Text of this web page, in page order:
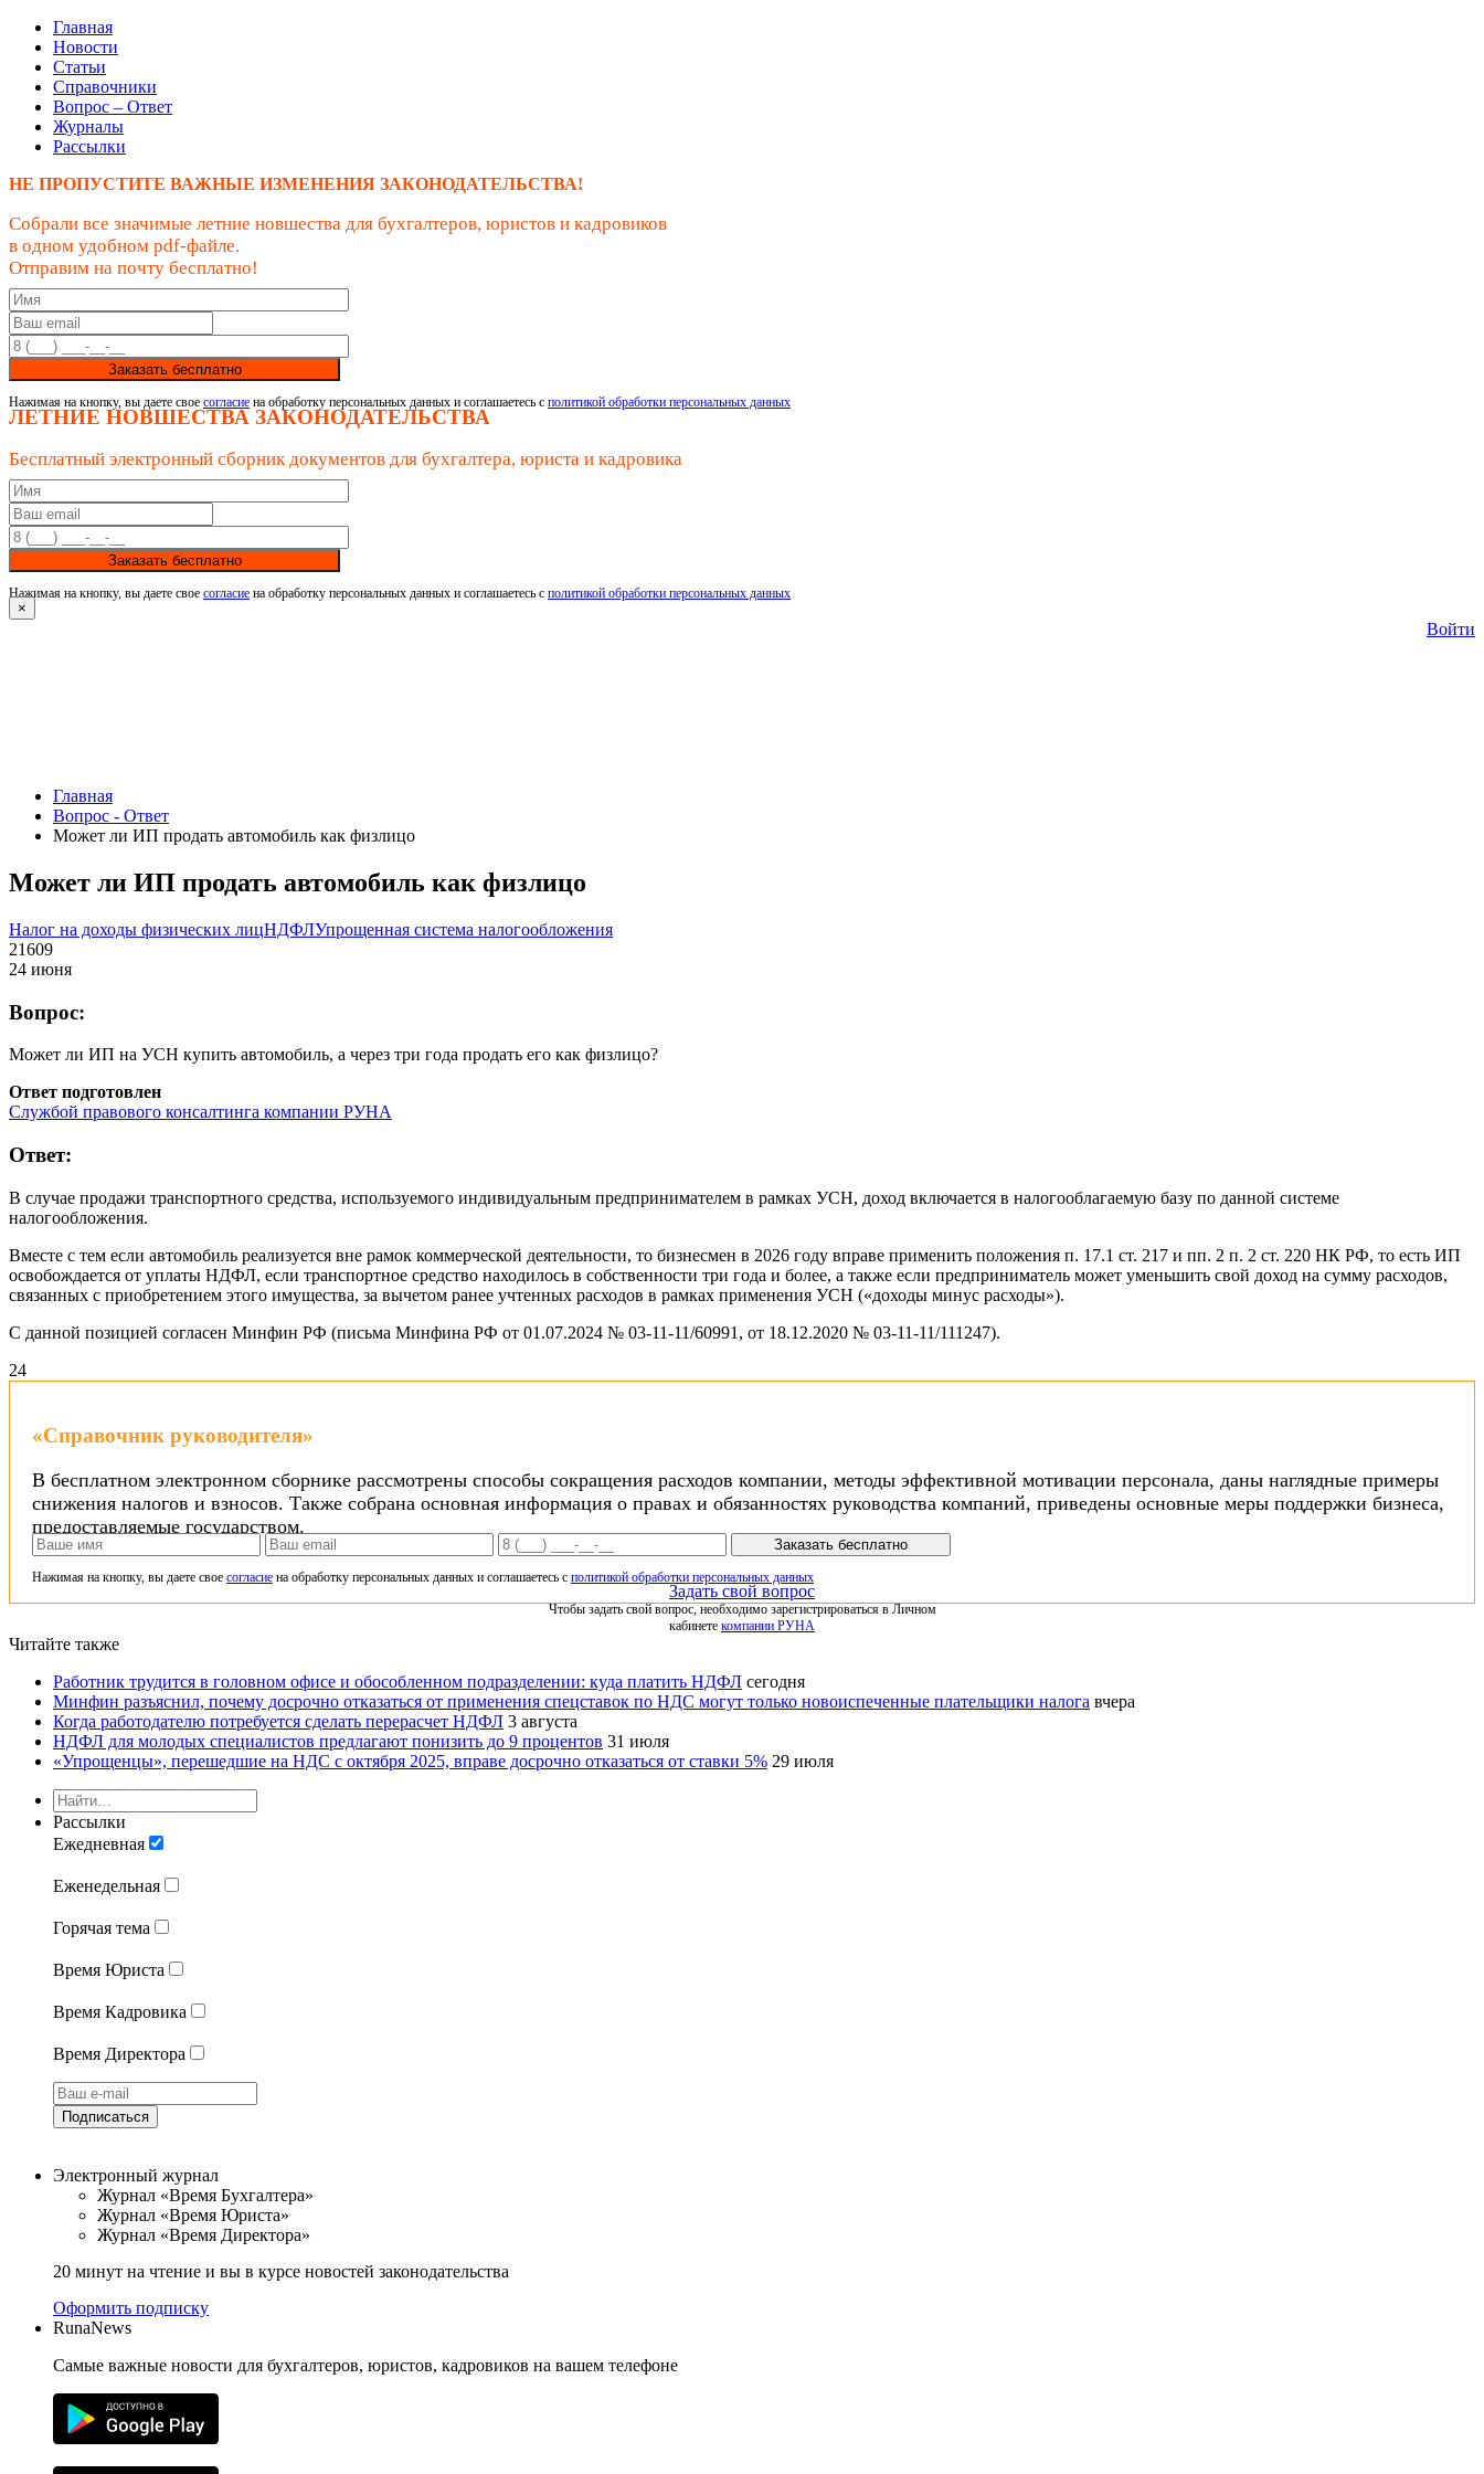
Главная
Новости
Статьи
Справочники
Вопрос – Ответ
Журналы
Рассылки
НЕ ПРОПУСТИТЕ ВАЖНЫЕ ИЗМЕНЕНИЯ ЗАКОНОДАТЕЛЬСТВА!
Собрали все значимые летние новшества для бухгалтеров, юристов и кадровиков
в одном удобном pdf-файле.
Отправим на почту бесплатно!
Заказать бесплатно
Нажимая на кнопку, вы даете свое согласие на обработку персональных данных и соглашаетесь с политикой обработки персональных данных
ЛЕТНИЕ НОВШЕСТВА ЗАКОНОДАТЕЛЬСТВА
Бесплатный электронный сборник документов для бухгалтера, юриста и кадровика
Заказать бесплатно
Нажимая на кнопку, вы даете свое согласие на обработку персональных данных и соглашаетесь с политикой обработки персональных данных
×
Войти
Главная
Вопрос - Ответ
Может ли ИП продать автомобиль как физлицо
Может ли ИП продать автомобиль как физлицо
Налог на доходы физических лицНДФЛУпрощенная система налогообложения
21609
24 июня
Вопрос:
Может ли ИП на УСН купить автомобиль, а через три года продать его как физлицо?
Ответ подготовлен
Службой правового консалтинга компании РУНА
Ответ:
В случае продажи транспортного средства, используемого индивидуальным предпринимателем в рамках УСН, доход включается в налогооблагаемую базу по данной системе
налогообложения.
Вместе с тем если автомобиль реализуется вне рамок коммерческой деятельности, то бизнесмен в 2026 году вправе применить положения п. 17.1 ст. 217 и пп. 2 п. 2 ст. 220 НК РФ, то есть ИП
освобождается от уплаты НДФЛ, если транспортное средство находилось в собственности три года и более, а также если предприниматель может уменьшить свой доход на сумму расходов,
связанных с приобретением этого имущества, за вычетом ранее учтенных расходов в рамках применения УСН («доходы минус расходы»).
С данной позицией согласен Минфин РФ (письма Минфина РФ от 01.07.2024 № 03-11-11/60991, от 18.12.2020 № 03-11-11/111247).
24
«Справочник руководителя»
В бесплатном электронном сборнике рассмотрены способы сокращения расходов компании, методы эффективной мотивации персонала, даны наглядные примеры
снижения налогов и взносов. Также собрана основная информация о правах и обязанностях руководства компаний, приведены основные меры поддержки бизнеса,
предоставляемые государством.
Заказать бесплатно
Нажимая на кнопку, вы даете свое согласие на обработку персональных данных и соглашаетесь с политикой обработки персональных данных
Задать свой вопрос
Чтобы задать свой вопрос, необходимо зарегистрироваться в Личном
кабинете компании РУНА
Читайте также
Работник трудится в головном офисе и обособленном подразделении: куда платить НДФЛ сегодня
Минфин разъяснил, почему досрочно отказаться от применения спецставок по НДС могут только новоиспеченные плательщики налога вчера
Когда работодателю потребуется сделать перерасчет НДФЛ 3 августа
НДФЛ для молодых специалистов предлагают понизить до 9 процентов 31 июля
«Упрощенцы», перешедшие на НДС с октября 2025, вправе досрочно отказаться от ставки 5% 29 июля
Рассылки
Ежедневная
Еженедельная
Горячая тема
Время Юриста
Время Кадровика
Время Директора
Подписаться
Электронный журнал
Журнал «Время Бухгалтера»
Журнал «Время Юриста»
Журнал «Время Директора»
20 минут на чтение и вы в курсе новостей законодательства
Оформить подписку
RunaNews
Самые важные новости для бухгалтеров, юристов, кадровиков на вашем телефоне